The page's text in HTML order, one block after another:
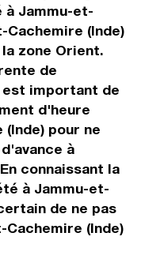
Jammu-et-
Cachemire (Inde)
zone Orient.
de
important de
d'heure
pour ne
à
connaissant la
à Jammu-et-
de ne pas
(Inde)